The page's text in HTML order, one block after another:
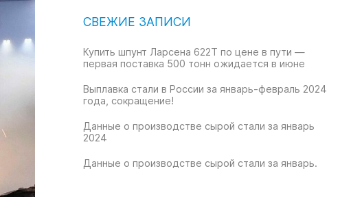
СВЕЖИЕ ЗАПИСИ
Купить шпунт Ларсена 622T по цене в пути —
первая поставка 500 тонн ожидается в июне
Выплавка стали в России за январь-февраль 2024
года, сокращение!
Данные о производстве сырой стали за январь
2024
Данные о производстве сырой стали за январь.